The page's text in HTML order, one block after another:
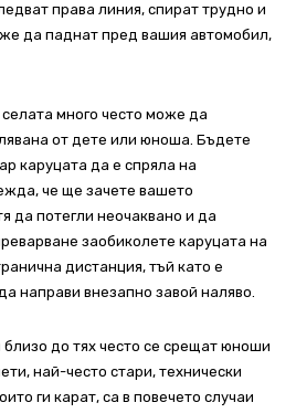
права линия, спират трудно и
да паднат пред вашия автомобил,
много често може да
от дете или юноша. Бъдете
каруцата да е спряла на
че ще зачете вашето
да потегли неочаквано и да
заобиколете каруцата на
дистанция, тъй като е
направи внезапно завой наляво.
близо до тях често се срещат юноши
най-често стари, технически
ги карат, са в повечето случаи